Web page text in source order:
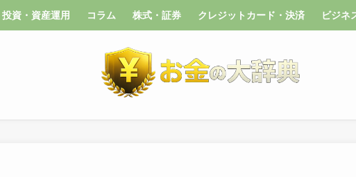
投資・資産運用 コラム 株式・証券 クレジットカード・決済 ビジネ